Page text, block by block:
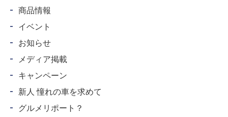
商品情報
イベント
お知らせ
メディア掲載
キャンペーン
新人 憧れの車を求めて
グルメリポート？